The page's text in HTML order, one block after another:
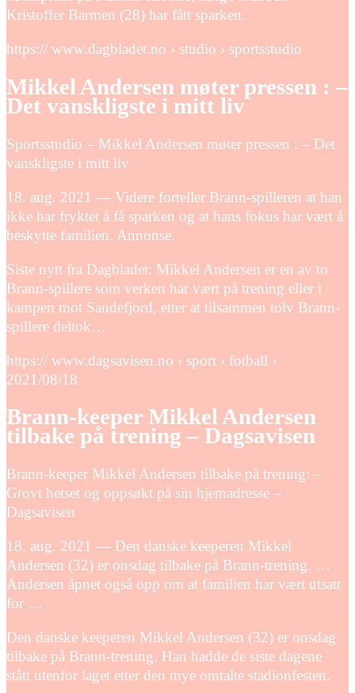
Kristoffer Barmen (28) har fått sparken.
https:// www.dagbladet.no › studio › sportsstudio
Mikkel Andersen møter pressen : –
Det vanskligste i mitt liv
Sportsstudio – Mikkel Andersen møter pressen : – Det
vanskligste i mitt liv
18. aug. 2021 — Videre forteller Brann-spilleren at han
ikke har fryktet å få sparken og at hans fokus har vært å
beskytte familien. Annonse.
Siste nytt fra Dagbladet: Mikkel Andersen er en av to
Brann-spillere som verken har vært på trening eller i
kampen mot Sandefjord, etter at tilsammen tolv Brann-
spillere deltok…
https:// www.dagsavisen.no › sport › fotball ›
2021/08/18
Brann-keeper Mikkel Andersen
tilbake på trening – Dagsavisen
Brann-keeper Mikkel Andersen tilbake på trening: –
Grovt hetset og oppsøkt på sin hjemadresse –
Dagsavisen
18. aug. 2021 — Den danske keeperen Mikkel
Andersen (32) er onsdag tilbake på Brann-trening. …
Andersen åpnet også opp om at familien har vært utsatt
for …
Den danske keeperen Mikkel Andersen (32) er onsdag
tilbake på Brann-trening. Han hadde de siste dagene
stått utenfor laget etter den mye omtalte stadionfesten.